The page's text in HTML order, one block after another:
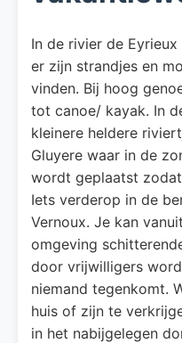
In de rivier de
er zijn strandjes en
vinden. Bij hoog
tot canoe/ kayak. In
kleinere heldere
Gluyere waar in de
wordt geplaatst
Iets verderop in de
Vernoux. Je kan
omgeving
door vrijwilligers
niemand tegenkomt.
huis of zijn te
in het nabijgelegen